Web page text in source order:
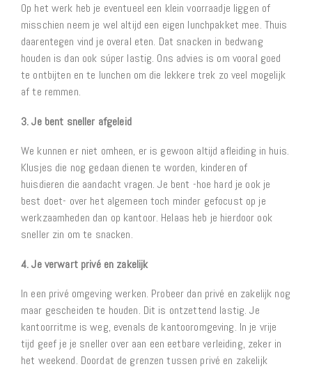
Op het werk heb je eventueel een klein voorraadje liggen of
misschien neem je wel altijd een eigen lunchpakket mee. Thuis
daarentegen vind je overal eten. Dat snacken in bedwang
houden is dan ook súper lastig. Ons advies is om vooral goed
te ontbijten en te lunchen om die lekkere trek zo veel mogelijk
af te remmen.
3. Je bent sneller afgeleid
We kunnen er niet omheen, er is gewoon altijd afleiding in huis.
Klusjes die nog gedaan dienen te worden, kinderen of
huisdieren die aandacht vragen. Je bent -hoe hard je ook je
best doet- over het algemeen toch minder gefocust op je
werkzaamheden dan op kantoor. Helaas heb je hierdoor ook
sneller zin om te snacken.
4. Je verwart privé en zakelijk
In een privé omgeving werken. Probeer dan privé en zakelijk nog
maar gescheiden te houden. Dit is ontzettend lastig. Je
kantoorritme is weg, evenals de kantooromgeving. In je vrije
tijd geef je je sneller over aan een eetbare verleiding, zeker in
het weekend. Doordat de grenzen tussen privé en zakelijk